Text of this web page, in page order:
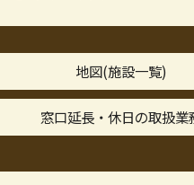
地図(施設一覧)
窓口延長・休日の取扱業